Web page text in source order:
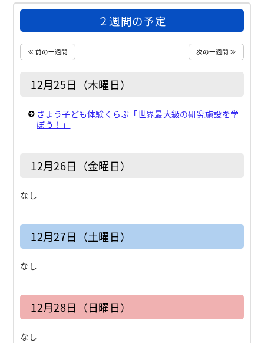
２週間の予定
≪ 前の一週間 次の一週間 ≫
12月25日（木曜日）
さよう子ども体験くらぶ「世界最大級の研究施設を学
ぼう！」
12月26日（金曜日）
なし
12月27日（土曜日）
なし
12月28日（日曜日）
なし